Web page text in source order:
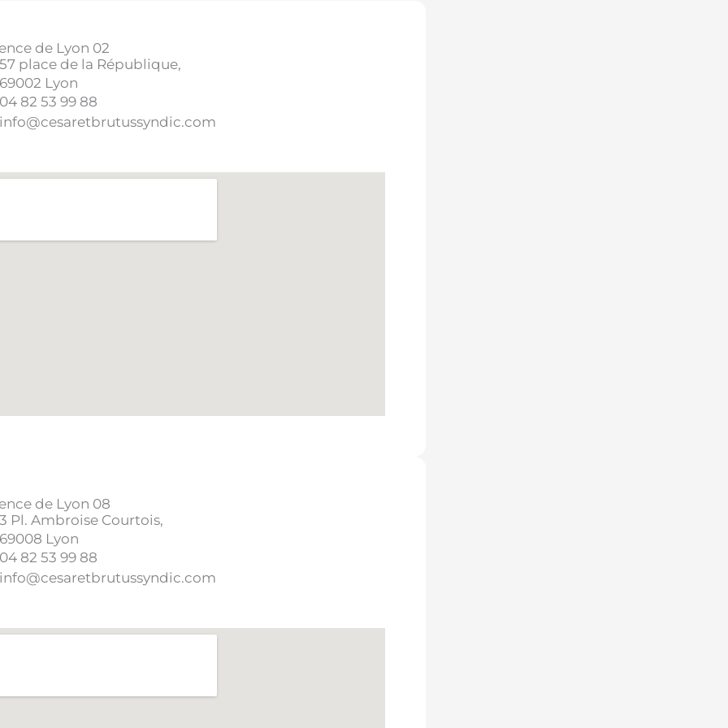
de Lyon 02
57 place de la République,
69002 Lyon
04 82 53 99 88
info@cesaretbrutussyndic.com​
de Lyon 08
3 Pl. Ambroise Courtois,
69008 Lyon
04 82 53 99 88
info@cesaretbrutussyndic.com​